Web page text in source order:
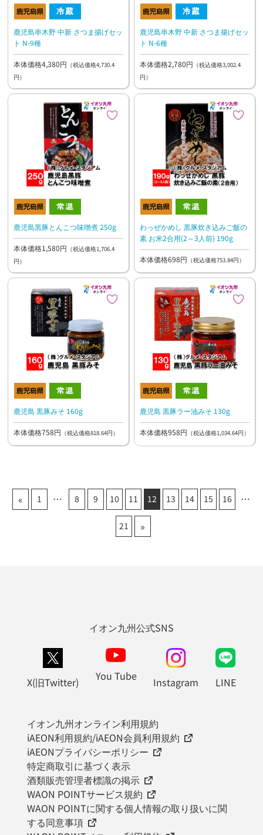
鹿児島串木野 中新 さつま揚げセッ
ト N-9種
本体価格4,380円 （税込価格4,730.4
円）
鹿児島串木野 中新 さつま揚げセッ
ト N-6種
本体価格2,780円 （税込価格3,002.4
円）
鹿児島黒豚とんこつ味噌煮 250g
本体価格1,580円 （税込価格1,706.4
円）
わっぜかめし 黒豚炊き込みご飯の
素 お米2合用(2～3人前) 190g
本体価格698円 （税込価格753.84円）
鹿児島 黒豚みそ 160g
本体価格758円 （税込価格818.64円）
鹿児島 黒豚ラー油みそ 130g
本体価格958円 （税込価格1,034.64円）
« 1 8 9 10 11 12 13 14 15 16
21 »
イオン九州公式SNS
X(旧Twitter) You Tube Instagram LINE
イオン九州オンライン利用規約
iAEON利用規約/iAEON会員利用規約
iAEONプライバシーポリシー
特定商取引に基づく表示
酒類販売管理者標識の掲示
WAON POINTサービス規約
WAON POINTに関する個人情報の取り扱いに関
する同意事項